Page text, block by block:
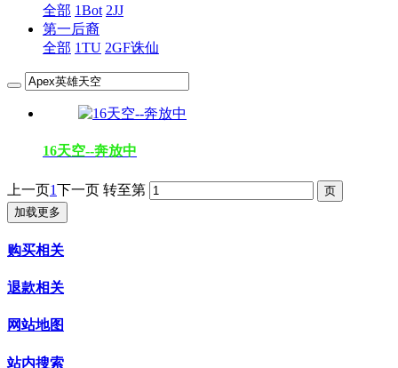
全部 1Bot 2JJ
第一后裔
全部 1TU 2GF诛仙
16天空--奔放中
上一页1下一页 转至第
加载更多
购买相关
退款相关
网站地图
站内搜索